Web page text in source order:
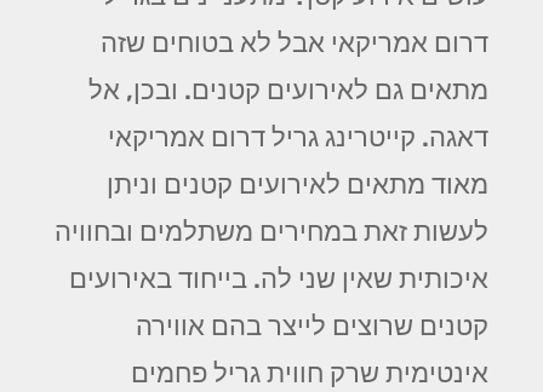
דרום אמריקאי אבל לא בטוחים שזה
מתאים גם לאירועים קטנים. ובכן, אל
דאגה. קייטרינג גריל דרום אמריקאי
מאוד מתאים לאירועים קטנים וניתן
לעשות זאת במחירים משתלמים ובחוויה
איכותית שאין שני לה. בייחוד באירועים
קטנים שרוצים לייצר בהם אווירה
אינטימית שרק חווית גריל פחמים